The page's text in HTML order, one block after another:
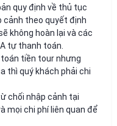
quy định về thủ tục
cảnh theo quyết định
không hoàn lại và các
tự thanh toán.
tiền tour nhưng
thì quý khách phải chi
chối nhập cảnh tại
mọi chi phí liên quan để